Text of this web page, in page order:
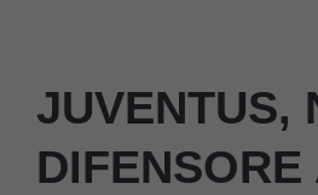
JUVENTUS,
DIFENSORE